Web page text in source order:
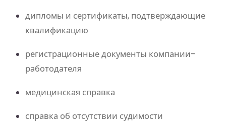
дипломы и сертификаты, подтверждающие
квалификацию
регистрационные документы компании-
работодателя
медицинская справка
справка об отсутствии судимости